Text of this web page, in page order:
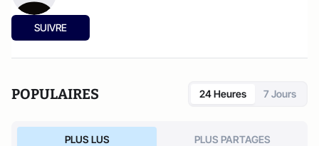
SUIVRE
POPULAIRES 24 Heures 7 Jours
PLUS LUS PLUS PARTAGES